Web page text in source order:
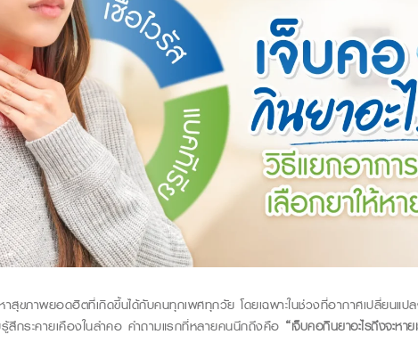
สุขภาพยอดฮิตที่เกิดขึ้นได้กับคนทุกเพศทุกวัย โดยเฉพาะในช่วงที่อากาศเปลี่ยนแ
สึกระคายเคืองในลำคอ คำถามแรกที่หลายคนนึกถึงคือ “เจ็บคอกินยาอะไรถึงจะหาย